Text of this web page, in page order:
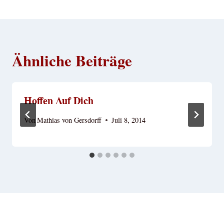
Ähnliche Beiträge
Hoffen Auf Dich
VonMathias von Gersdorff Juli 8, 2014